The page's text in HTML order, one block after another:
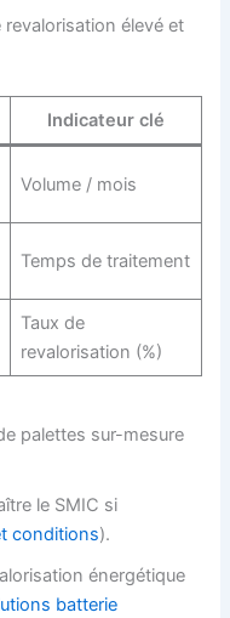
revalorisation élevé et
Indicateur clé
Volume / mois
Temps de traitement
Taux de
revalorisation (%)
palettes sur-mesure
le SMIC si
conditions).
énergétique
batterie